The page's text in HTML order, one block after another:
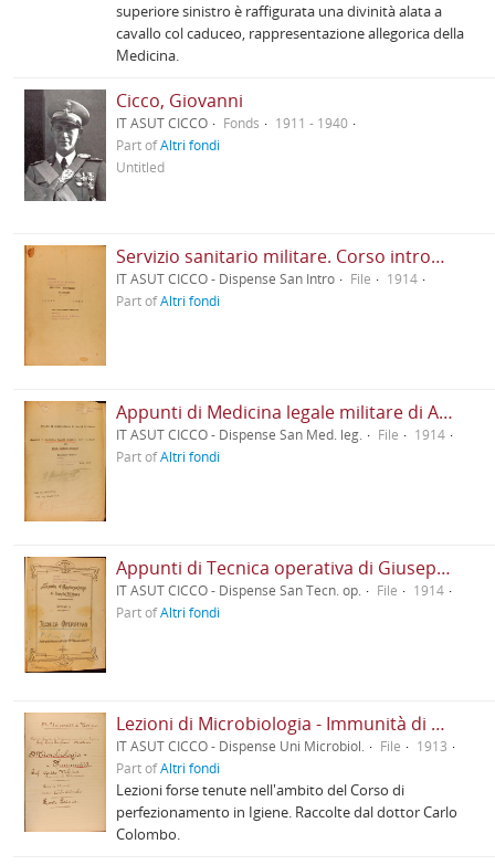
superiore sinistro è raffigurata una divinità alata a
cavallo col caduceo, rappresentazione allegorica della
Medicina.
Cicco, Giovanni
IT ASUT CICCO Fonds
1911 - 1940
Part ofAltri fondi
Untitled
Servizio sanitario militare. Corso introduttivo
IT ASUT CICCO - Dispense San Intro File
1914
Part ofAltri fondi
Appunti di Medicina legale militare di Antonio Nieddu
IT ASUT CICCO - Dispense San Med. leg. File
1914
Part ofAltri fondi
Appunti di Tecnica operativa di Giuseppe Valerio
IT ASUT CICCO - Dispense San Tecn. op. File
1914
Part ofAltri fondi
Lezioni di Microbiologia - Immunità di Guido Volpino
IT ASUT CICCO - Dispense Uni Microbiol. File
1913
Part ofAltri fondi
Lezioni forse tenute nell'ambito del Corso di
perfezionamento in Igiene. Raccolte dal dottor Carlo
Colombo.